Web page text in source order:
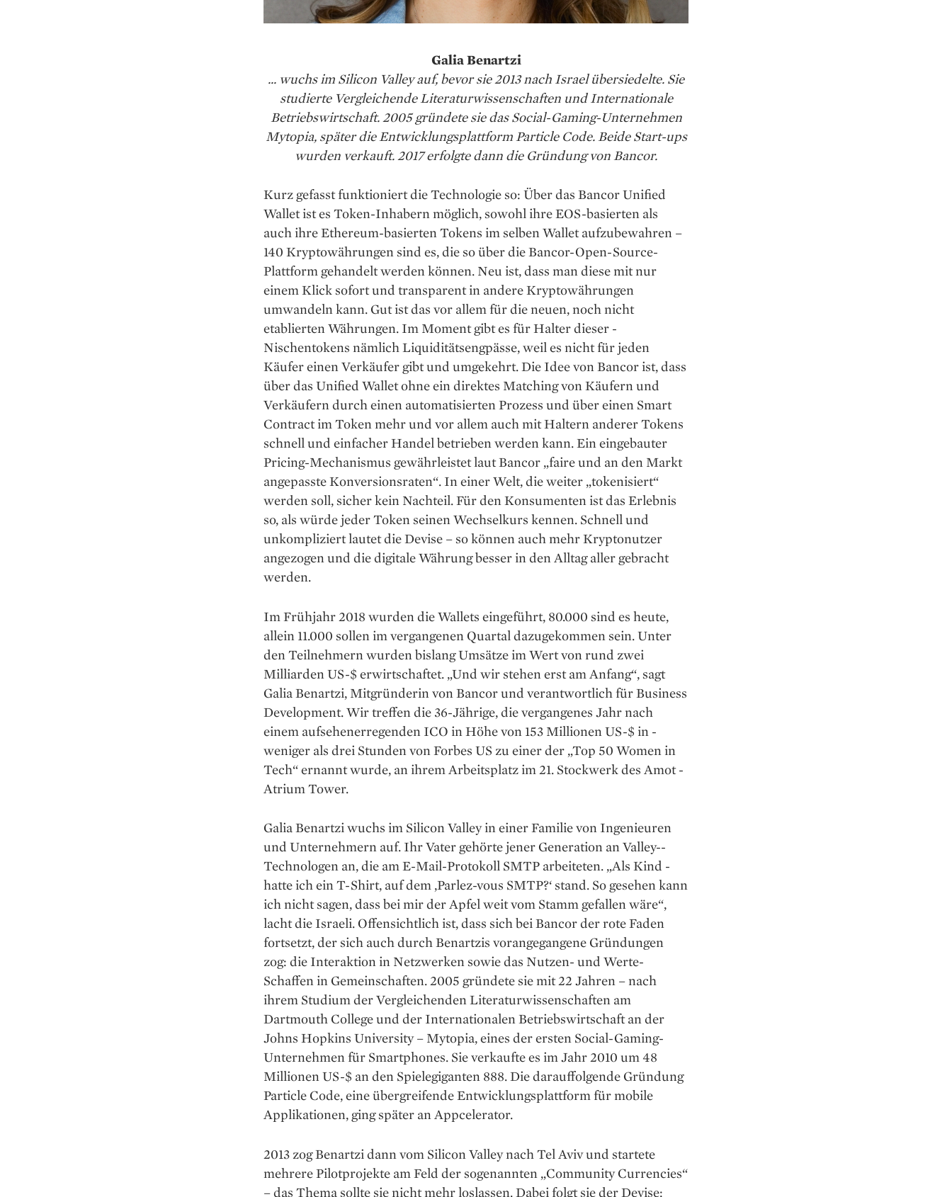
Galia Benartzi
... wuchs im Silicon Valley auf, bevor sie 2013 nach Israel übersiedelte. Sie
studierte Vergleichende Literaturwissenschaften und Internationale
Betriebswirtschaft. 2005 gründete sie das Social-Gaming-Unternehmen
Mytopia, später die Entwicklungsplattform Particle Code. Beide Start-ups
wurden verkauft. 2017 erfolgte dann die Gründung von Bancor.
Kurz gefasst funktioniert die Technologie so: Über das Bancor Unified
Wallet ist es Token-Inhabern möglich, sowohl ihre EOS-­basierten als
auch ihre Ethereum-­basierten Tokens im selben Wallet aufzubewahren –
140 Kryptowährungen sind es, die so über die Bancor-Open-Source-
Plattform gehandelt werden können. Neu ist, dass man diese mit nur
einem Klick sofort und transparent in andere Kryptowährungen
umwandeln kann. Gut ist das vor allem für die neuen, noch nicht
etablierten Währungen. Im Moment gibt es für Halter ­dieser ­
Nischentokens nämlich Liquiditäts­engpässe, weil es nicht für jeden
Käufer einen Verkäufer gibt und umgekehrt. Die Idee von Bancor ist, dass
über das Unified Wallet ohne ein direktes Matching von Käufern und
Verkäufern durch einen automatisierten Prozess und über einen Smart
Contract im Token mehr und vor allem auch mit Haltern anderer Tokens
schnell und einfacher Handel betrieben werden kann. Ein eingebauter
Pricing-Mechanismus gewährleistet laut Bancor „faire und an den Markt
angepasste Konversionsraten“. In einer Welt, die weiter „tokenisiert“
werden soll, sicher kein Nachteil. Für den Konsumenten ist das Erlebnis
so, als würde jeder Token seinen Wechselkurs kennen. Schnell und
unkompliziert lautet die Devise – so können auch mehr Kryptonutzer
angezogen und die ­digitale Währung besser in den Alltag aller gebracht
werden.
Im Frühjahr 2018 wurden die Wallets eingeführt, 80.000 sind es heute,
allein 11.000 sollen im vergangenen Quartal dazugekommen sein. Unter
den Teilnehmern wurden bislang Umsätze im Wert von rund zwei
Milliarden US-$ erwirtschaftet. „Und wir stehen erst am Anfang“, sagt
Galia Benartzi, Mitgründerin von Bancor und verantwortlich für Business
Development. Wir treffen die 36-Jährige, die vergangenes Jahr nach
einem aufsehen­erregenden ICO in Höhe von 153 Millionen US-$ in ­
weniger als drei Stunden von Forbes US zu einer der „Top 50 Women in
Tech“ ernannt wurde, an ihrem Arbeitsplatz im 21. Stockwerk des Amot ­
Atrium Tower.
Galia Benartzi wuchs im ­Silicon Valley in einer ­Familie von Ingenieuren
und Unternehmern auf. Ihr Vater gehörte jener Generation an Valley-­
Technologen an, die am E-Mail-Protokoll SMTP arbeiteten. „Als Kind ­
hatte ich ein T-Shirt, auf dem ‚Parlez-vous SMTP?‘ stand. So gesehen kann
ich nicht sagen, dass bei mir der ­Apfel weit vom Stamm gefallen wäre“,
lacht die Israeli. Offensichtlich ist, dass sich bei Bancor der rote Faden
fortsetzt, der sich auch durch Benartzis voran­gegangene Gründungen
zog: die ­Interaktion in Netzwerken sowie das Nutzen- und Werte-
Schaffen in ­Gemeinschaften. 2005 gründete sie mit 22 Jahren – nach
ihrem Studium der Vergleichenden Literaturwissenschaften am
Dartmouth College und der Internationalen Betriebswirtschaft an der
Johns Hopkins University – Mytopia, eines der ersten Social-­Gaming-
Unternehmen für Smartphones. Sie verkaufte es im Jahr 2010 um 48
Millionen US-$ an den Spielegiganten 888. Die darauffolgende Gründung
Particle Code, eine übergreifende Entwicklungsplattform für mobile
Applikationen, ging später an Appcelerator.
2013 zog Benartzi dann vom ­Silicon Valley nach Tel Aviv und startete
mehrere Pilotprojekte am Feld der sogenannten „­Community Currencies“
– das Thema ­sollte sie nicht mehr loslassen. Dabei folgt sie der Devise: